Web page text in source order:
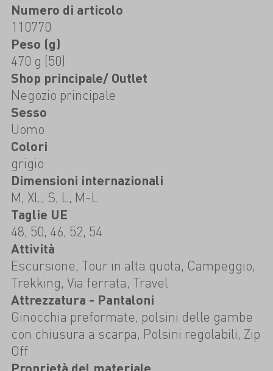
Numero di articolo
110770
Peso (g)
470 g (50)
Shop principale/ Outlet
Negozio principale
Sesso
Uomo
Colori
grigio
Dimensioni internazionali
M, XL, S, L, M-L
Taglie UE
48, 50, 46, 52, 54
Attività
Escursione, Tour in alta quota, Campeggio,
Trekking, Via ferrata, Travel
Attrezzatura - Pantaloni
Ginocchia preformate, polsini delle gambe
con chiusura a scarpa, Polsini regolabili, Zip
Off
Proprietà del materiale